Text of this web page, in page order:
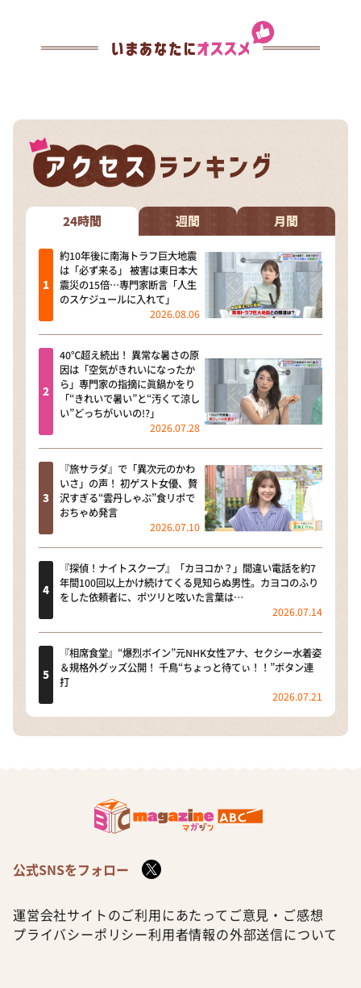
24時間 週間 月間
約10年後に南海トラフ巨大地震
は「必ず来る」 被害は東日本大
震災の15倍…専門家断言「人生
のスケジュールに入れて」
2026.08.06
40℃超え続出！ 異常な暑さの原
因は「空気がきれいになったか
ら」専門家の指摘に眞鍋かをり
「“きれいで暑い”と“汚くて涼し
い”どっちがいいの!?」
2026.07.28
『旅サラダ』で「異次元のかわ
いさ」の声！ 初ゲスト女優、贅
沢すぎる“雲丹しゃぶ”食リポで
おちゃめ発言
2026.07.10
『探偵！ナイトスクープ』「カヨコか？」間違い電話を約7
年間100回以上かけ続けてくる見知らぬ男性。カヨコのふり
をした依頼者に、ポツリと呟いた言葉は…
2026.07.14
『相席食堂』“爆烈ボイン”元NHK女性アナ、セクシー水着姿
＆規格外グッズ公開！ 千鳥“ちょっと待てぃ！！”ボタン連
打
2026.07.21
公式SNSをフォロー
運営会社サイトのご利用にあたって ご意見・ご感想
プライバシーポリシー利用者情報の外部送信について